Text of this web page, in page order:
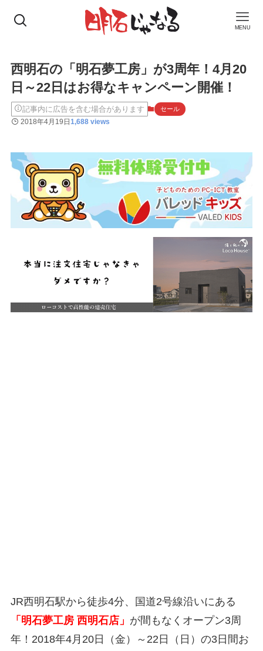
MENU
西明石の「明石夢工房」が3周年！4月20
日～22日はお得なキャンペーン開催！
記事内に広告を含む場合があります セール
2018年4月19日1,688 views
JR西明石駅から徒歩4分、国道2号線沿いにある
「明石夢工房 西明石店」 が間もなくオープン3周
年！2018年4月20日（金）～22日（日）の3日間お